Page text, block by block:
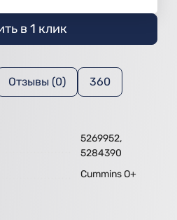
в 1 клик
Отзывы (0) 360
5269952,
5284390
Cummins O+